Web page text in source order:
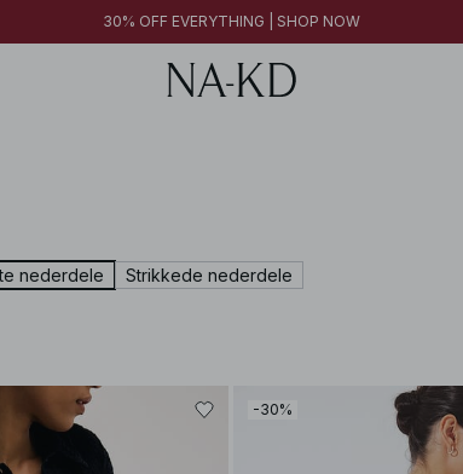
30% OFF EVERYTHING | SHOP NOW
nederdele Strikkede nederdele
-30%